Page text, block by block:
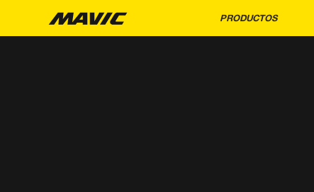
PRODUCTOS